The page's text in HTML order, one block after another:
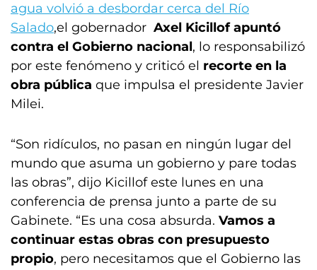
agua volvió a desbordar cerca del Río
Salado,el gobernador Axel Kicillof apuntó
contra el Gobierno nacional, lo responsabilizó
por este fenómeno y criticó el recorte en la
obra pública que impulsa el presidente Javier
Milei.
“Son ridículos, no pasan en ningún lugar del
mundo que asuma un gobierno y pare todas
las obras”, dijo Kicillof este lunes en una
conferencia de prensa junto a parte de su
Gabinete. “Es una cosa absurda. Vamos a
continuar estas obras con presupuesto
propio, pero necesitamos que el Gobierno las